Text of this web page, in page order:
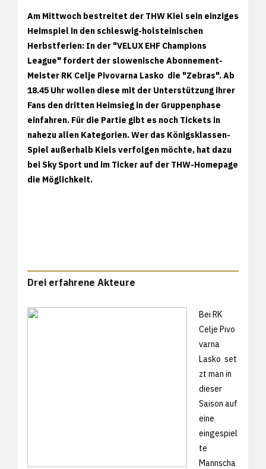
Am Mittwoch bestreitet der THW Kiel sein einziges
Heimspiel in den schleswig-holsteinischen
Herbstferien: In der "VELUX EHF Champions
League" fordert der slowenische Abonnement-
Meister RK Celje Pivovarna Lasko die "Zebras". Ab
18.45 Uhr wollen diese mit der Unterstützung ihrer
Fans den dritten Heimsieg in der Gruppenphase
einfahren. Für die Partie gibt es noch Tickets in
nahezu allen Kategorien. Wer das Königsklassen-
Spiel außerhalb Kiels verfolgen möchte, hat dazu
bei Sky Sport und im Ticker auf der THW-Homepage
die Möglichkeit.
Drei erfahrene Akteure
Bei RK
Celje Pivo
varna
Lasko set
zt man in
dieser
Saison auf
eine
eingespiel
te
Mannscha